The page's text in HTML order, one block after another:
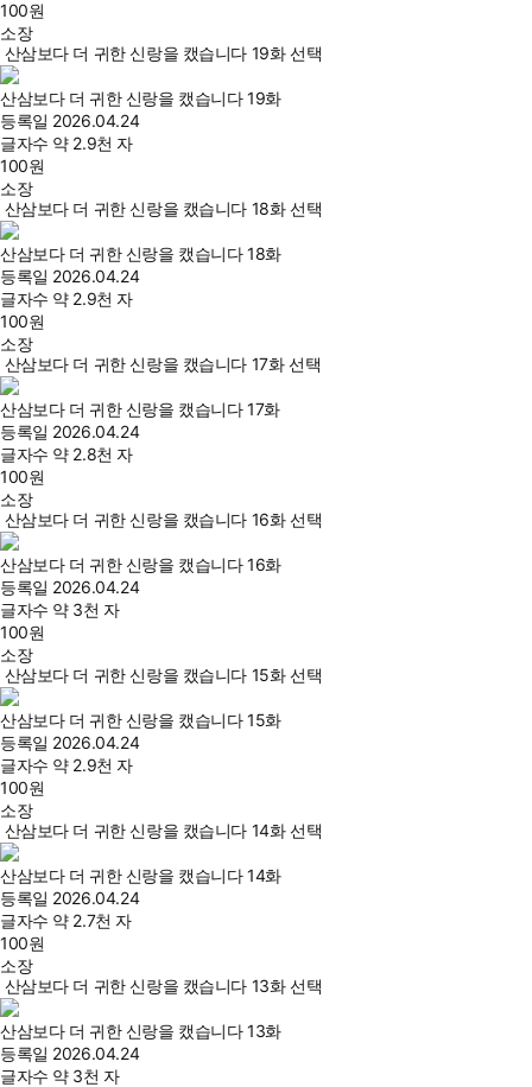
100원
소장
산삼보다 더 귀한 신랑을 캤습니다 19화 선택
산삼보다 더 귀한 신랑을 캤습니다 19화
등록일 2026.04.24
글자수 약 2.9천 자
100원
소장
산삼보다 더 귀한 신랑을 캤습니다 18화 선택
산삼보다 더 귀한 신랑을 캤습니다 18화
등록일 2026.04.24
글자수 약 2.9천 자
100원
소장
산삼보다 더 귀한 신랑을 캤습니다 17화 선택
산삼보다 더 귀한 신랑을 캤습니다 17화
등록일 2026.04.24
글자수 약 2.8천 자
100원
소장
산삼보다 더 귀한 신랑을 캤습니다 16화 선택
산삼보다 더 귀한 신랑을 캤습니다 16화
등록일 2026.04.24
글자수 약 3천 자
100원
소장
산삼보다 더 귀한 신랑을 캤습니다 15화 선택
산삼보다 더 귀한 신랑을 캤습니다 15화
등록일 2026.04.24
글자수 약 2.9천 자
100원
소장
산삼보다 더 귀한 신랑을 캤습니다 14화 선택
산삼보다 더 귀한 신랑을 캤습니다 14화
등록일 2026.04.24
글자수 약 2.7천 자
100원
소장
산삼보다 더 귀한 신랑을 캤습니다 13화 선택
산삼보다 더 귀한 신랑을 캤습니다 13화
등록일 2026.04.24
글자수 약 3천 자